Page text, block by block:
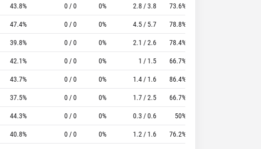
43.8% 0 / 0 0% 2.8 / 3.8 73.6%
47.4% 0 / 0 0% 4.5 / 5.7 78.8%
39.8% 0 / 0 0% 2.1 / 2.6 78.4%
42.1% 0 / 0 0% 1 / 1.5 66.7%
43.7% 0 / 0 0% 1.4 / 1.6 86.4%
37.5% 0 / 0 0% 1.7 / 2.5 66.7%
44.3% 0 / 0 0% 0.3 / 0.6 50%
40.8% 0 / 0 0% 1.2 / 1.6 76.2%